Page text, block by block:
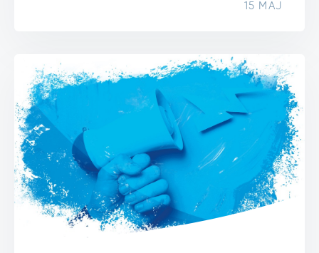
15 MAJ